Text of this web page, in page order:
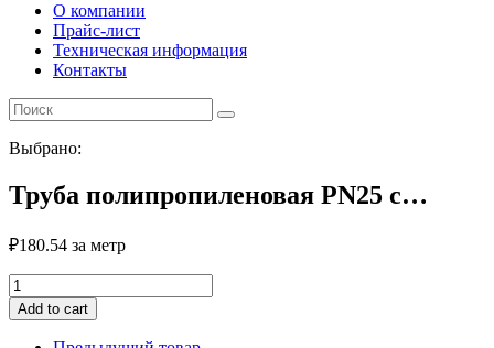
О компании
Прайс-лист
Техническая информация
Контакты
Выбрано:
Труба полипропиленовая PN25 с…
₽180.54 за метр
Труба
полипропиленовая
PN25
Add to cart